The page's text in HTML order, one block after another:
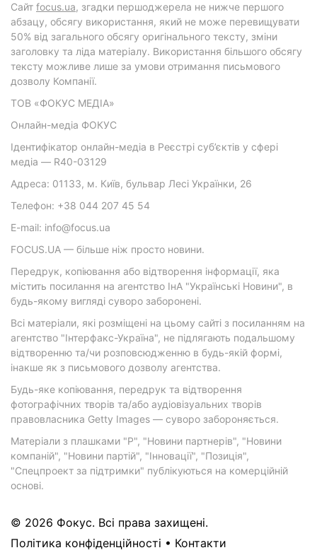
Cайт focus.ua, згадки першоджерела не нижче першого
абзацу, обсягу використання, який не може перевищувати
50% від загального обсягу оригінального тексту, зміни
заголовку та ліда матеріалу. Використання більшого обсягу
тексту можливе лише за умови отримання письмового
дозволу Компанії.
ТОВ «ФОКУС МЕДІА»
Онлайн-медіа ФОКУС
Ідентифікатор онлайн-медіа в Реєстрі суб’єктів у сфері
медіа — R40-03129
Адреса: 01133, м. Київ, бульвар Лесі Українки, 26
Телефон: +38 044 207 45 54
E-mail: info@focus.ua
FOCUS.UA — більше ніж просто новини.
Передрук, копіювання або відтворення інформації, яка
містить посилання на агентство ІнА "Українські Новини", в
будь-якому вигляді суворо заборонені.
Всі матеріали, які розміщені на цьому сайті з посиланням на
агентство "Інтерфакс-Україна", не підлягають подальшому
відтворенню та/чи розповсюдженню в будь-якій формі,
інакше як з письмового дозволу агентства.
Будь-яке копіювання, передрук та відтворення
фотографічних творів та/або аудіовізуальних творів
правовласника Getty Images — суворо забороняється.
Матеріали з плашками "Р", "Новини партнерів", "Новини
компаній", "Новини партій", "Інновації", "Позиція",
"Спецпроект за підтримки" публікуються на комерційній
основі.
© 2026 Фокус. Всі права захищені.
Політика конфіденційності • Контакти